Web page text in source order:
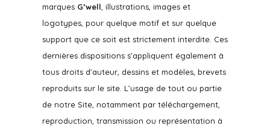
marques G’well , illustrations, images et
logotypes, pour quelque motif et sur quelque
support que ce soit est strictement interdite. Ces
dernières dispositions s’appliquent également à
tous droits d’auteur, dessins et modèles, brevets
reproduits sur le site. L’usage de tout ou partie
de notre Site, notamment par téléchargement,
reproduction, transmission ou représentation à